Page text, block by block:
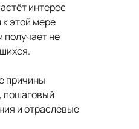
интерес
этой мере
получает не
причины
пошаговый
и отраслевые